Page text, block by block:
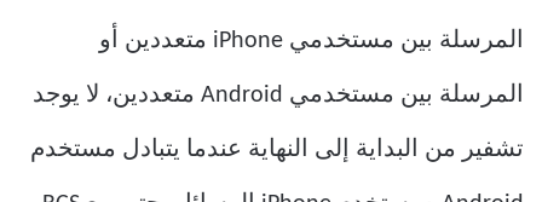
المرسلة بين مستخدمي iPhone متعددين أو
المرسلة بين مستخدمي Android متعددين، لا يوجد
تشفير من البداية إلى النهاية عندما يتبادل مستخدم